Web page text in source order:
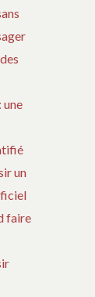
une
un
faire